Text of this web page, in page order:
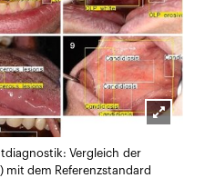
Vergleich der
mit dem Referenzstandard